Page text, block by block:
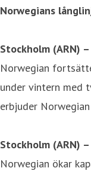
Norwegians
Stockholm (ARN)
Norwegian
under vintern med
erbjuder
Stockholm (ARN)
Norwegian ökar